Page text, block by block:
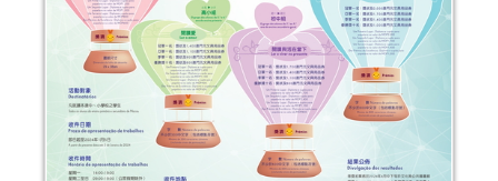
嬰幼繪本氹氹轉-2023年嬰幼兒親子閲
讀推廣活動
活動日期：2023年08月19日